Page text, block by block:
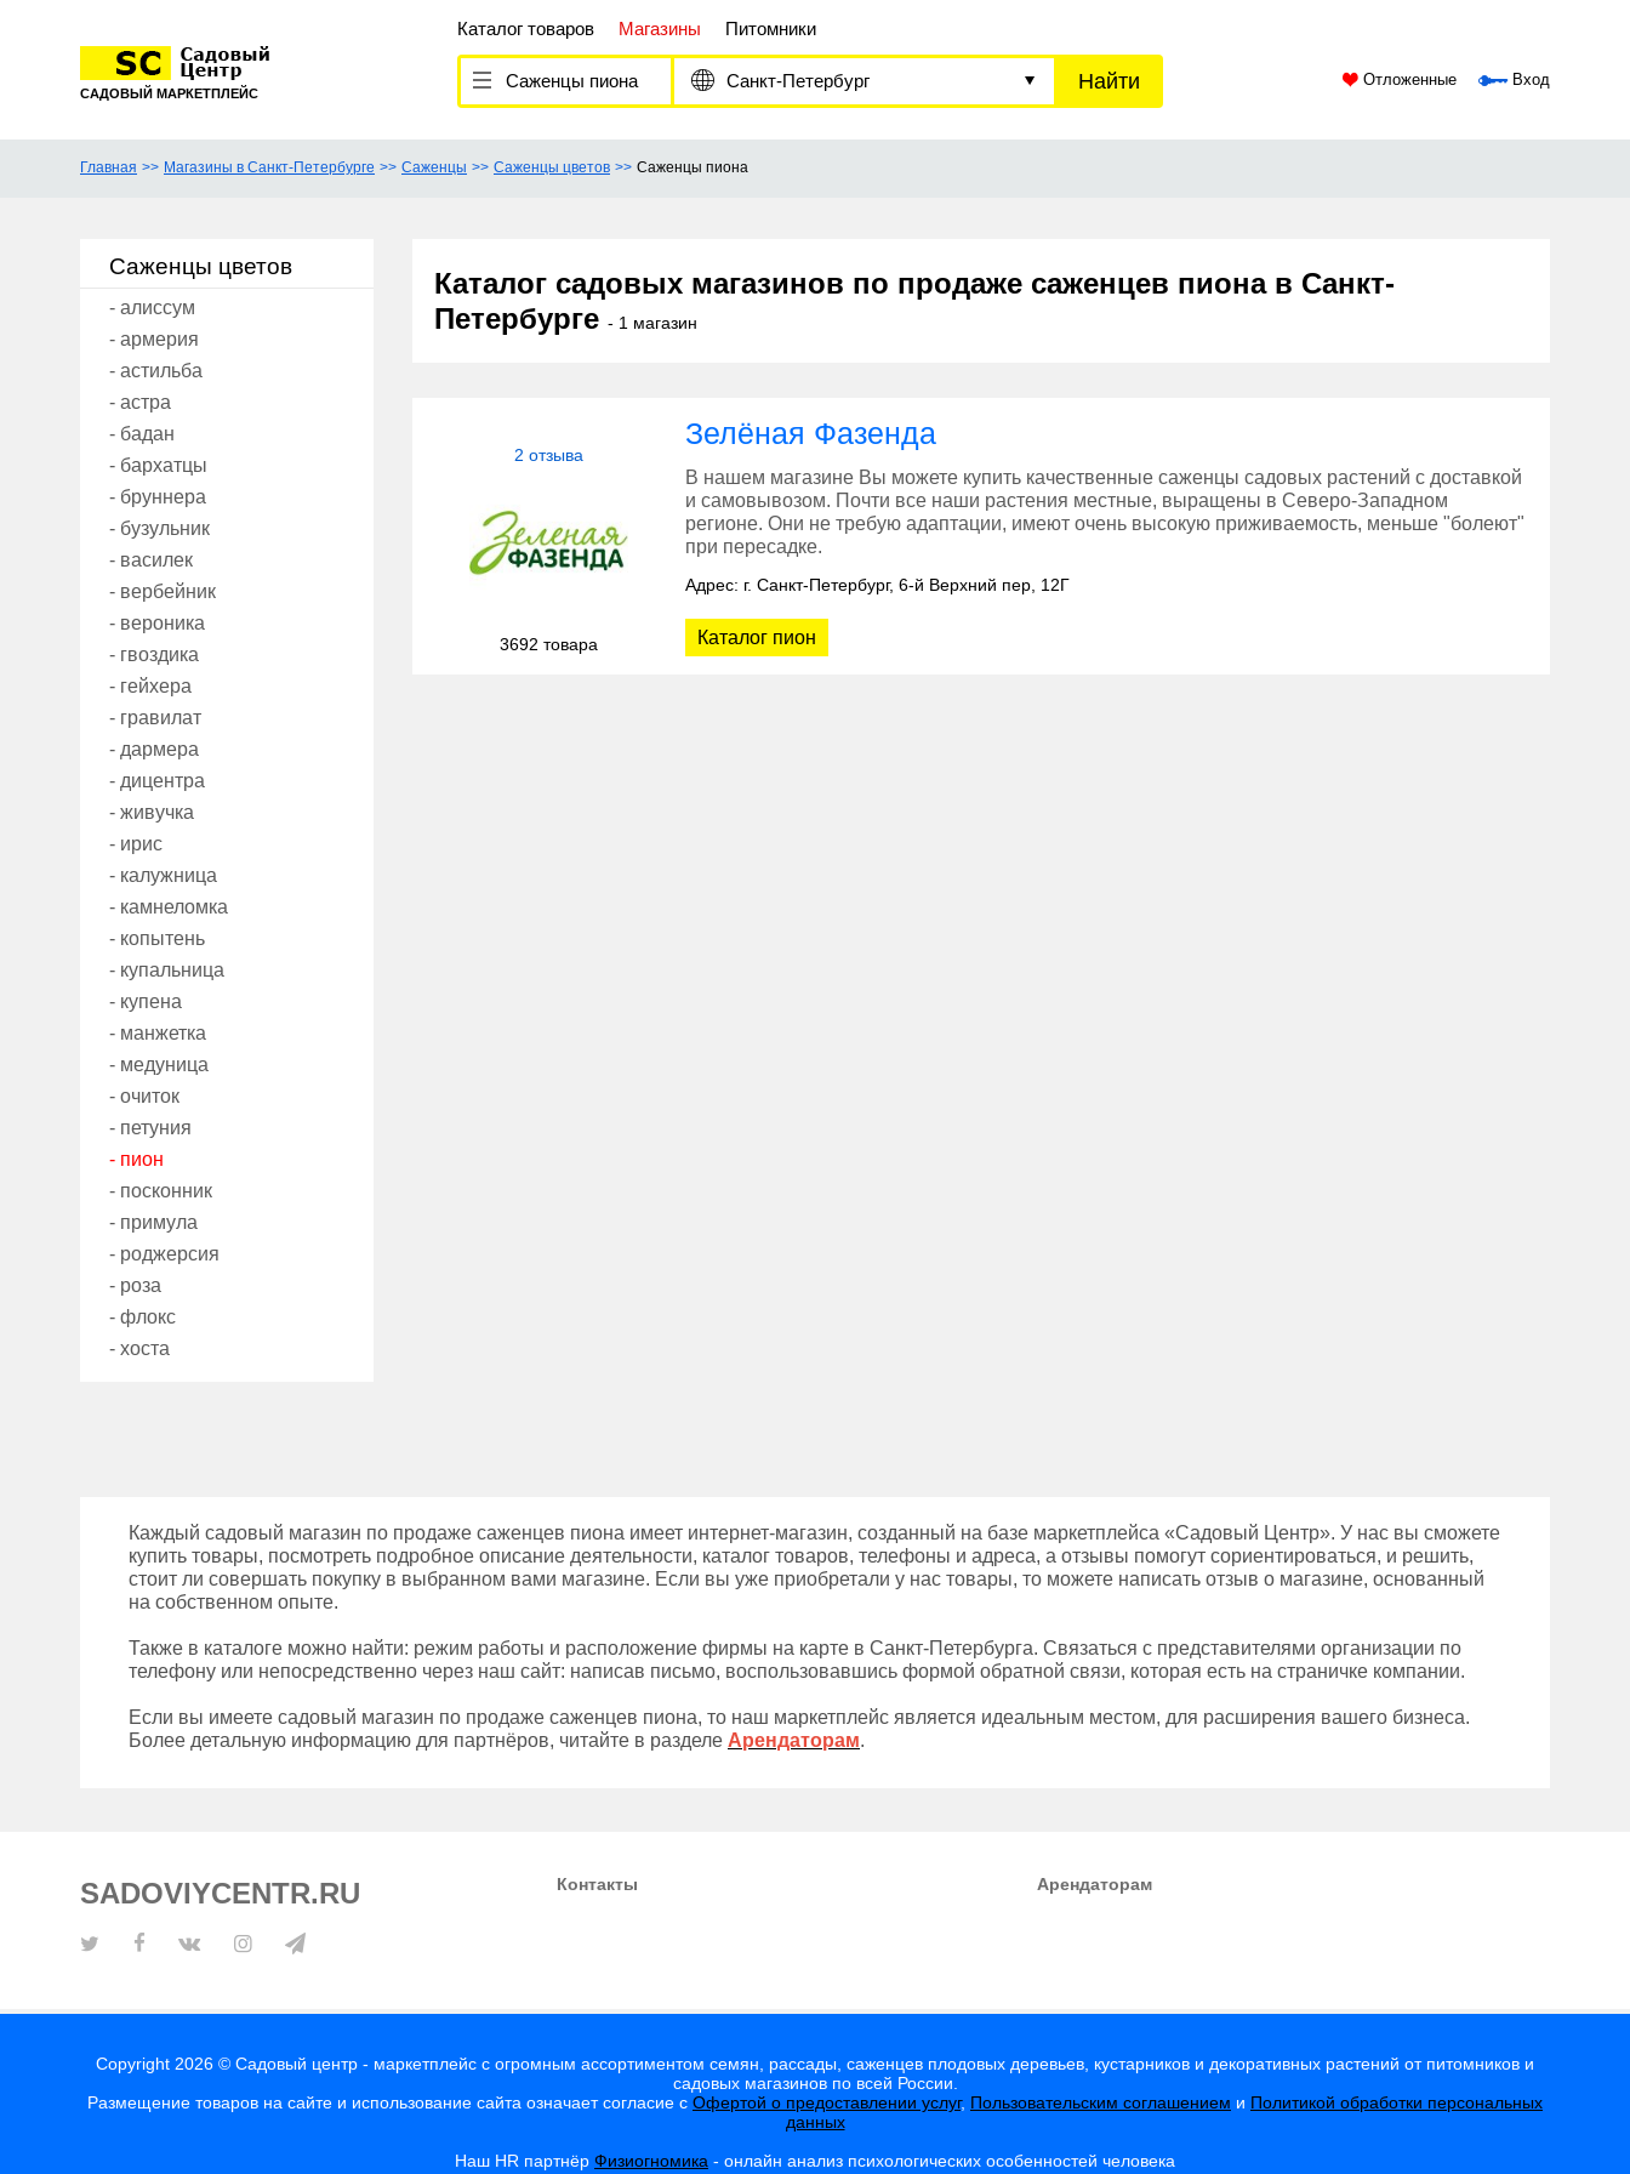
САДОВЫЙ МАРКЕТПЛЕЙС
Каталог товаров Магазины Питомники
Саженцы пиона Санкт-Петербург Найти Отложенные Вход
Главная Магазины в Санкт-Петербурге Саженцы Саженцы цветов Саженцы пиона
Саженцы цветов
- алиссум
- армерия
- астильба
- астра
- бадан
- бархатцы
- бруннера
- бузульник
- василек
- вербейник
- вероника
- гвоздика
- гейхера
- гравилат
- дармера
- дицентра
- живучка
- ирис
- калужница
- камнеломка
- копытень
- купальница
- купена
- манжетка
- медуница
- очиток
- петуния
- пион
- посконник
- примула
- роджерсия
- роза
- флокс
- хоста
Каталог садовых магазинов по продаже саженцев пиона в Санкт-
Петербурге - 1 магазин
2 отзыва
3692 товара
Зелёная Фазенда
В нашем магазине Вы можете купить качественные саженцы садовых растений с доставкой
и самовывозом. Почти все наши растения местные, выращены в Северо-Западном
регионе. Они не требую адаптации, имеют очень высокую приживаемость, меньше "болеют"
при пересадке.
Адрес: г. Санкт-Петербург, 6-й Верхний пер, 12Г
Каталог пион
Каждый садовый магазин по продаже саженцев пиона имеет интернет-магазин, созданный на базе маркетплейса «Садовый Центр». У нас вы сможете
купить товары, посмотреть подробное описание деятельности, каталог товаров, телефоны и адреса, а отзывы помогут сориентироваться, и решить,
стоит ли совершать покупку в выбранном вами магазине. Если вы уже приобретали у нас товары, то можете написать отзыв о магазине, основанный
на собственном опыте.
Также в каталоге можно найти: режим работы и расположение фирмы на карте в Санкт-Петербурга. Связаться с представителями организации по
телефону или непосредственно через наш сайт: написав письмо, воспользовавшись формой обратной связи, которая есть на страничке компании.
Если вы имеете садовый магазин по продаже саженцев пиона, то наш маркетплейс является идеальным местом, для расширения вашего бизнеса.
Более детальную информацию для партнёров, читайте в разделе Арендаторам.
SADOVIYCENTR.RU Контакты Арендаторам
Copyright 2026 © Садовый центр - маркетплейс с огромным ассортиментом семян, рассады, саженцев плодовых деревьев, кустарников и декоративных растений от питомников и
садовых магазинов по всей России.
Размещение товаров на сайте и использование сайта означает согласие с Офертой о предоставлении услуг, Пользовательским соглашением и Политикой обработки персональных
данных
Наш HR партнёр Физиогномика - онлайн анализ психологических особенностей человека